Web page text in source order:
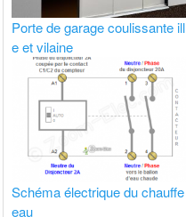
Porte de garage coulissante ill
e et vilaine
Schéma électrique du chauffe
eau